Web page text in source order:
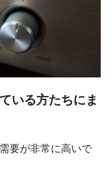
いる方たちにま
要が非常に高いで